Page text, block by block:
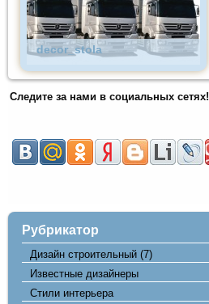
decor_stola
Следите за нами в социальных сетях!
Рубрикатор
Дизайн строительный (7)
Известные дизайнеры
Стили интерьера